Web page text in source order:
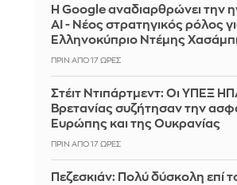
Η Google αναδιαρθρώνει την
AI - Νέος στρατηγικός ρόλος
Ελληνοκύπριο Ντέμης
ΠΡΙΝ ΑΠΌ 17 ΏΡΕΣ
Στέιτ Ντιπάρτμεντ: Οι ΥΠΕΞ
Βρετανίας συζήτησαν την
Ευρώπης και της Ουκρανίας
ΠΡΙΝ ΑΠΌ 17 ΏΡΕΣ
Πεζεσκιάν: Πολύ δύσκολη επί